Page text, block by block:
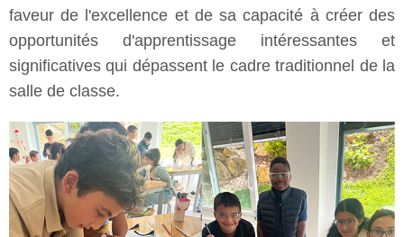
faveur de l'excellence et de sa capacité à créer des
opportunités d'apprentissage intéressantes et
significatives qui dépassent le cadre traditionnel de la
salle de classe.